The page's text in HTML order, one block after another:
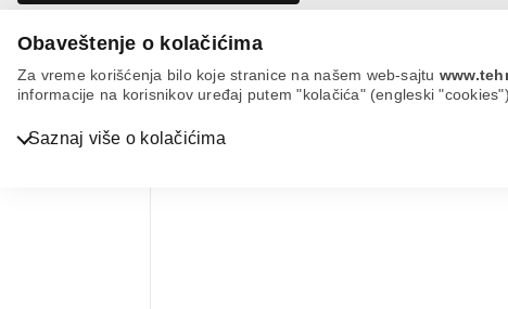
Obaveštenje o kolačićima
Za vreme korišćenja bilo koje stranice na našem web-sajtu
informacije na korisnikov uređaj putem "kolačića" (engleski "cookies").
Saznaj više o kolačićima
Bela tehnika
Villager vln 260